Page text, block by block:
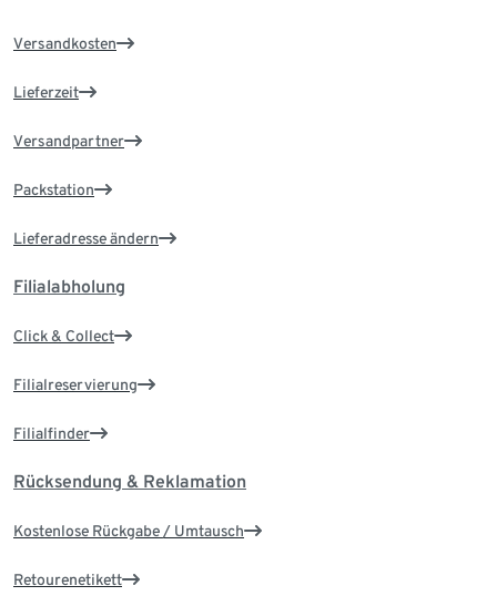
Versandkosten
Lieferzeit
Versandpartner
Packstation
Lieferadresse ändern
Filialabholung
Click & Collect
Filialreservierung
Filialfinder
Rücksendung & Reklamation
Kostenlose Rückgabe / Umtausch
Retourenetikett